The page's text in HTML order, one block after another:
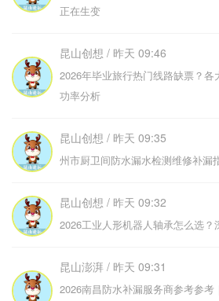
正在生变
昆山创想 / 昨天 09:46
2026年毕业旅行热门线路缺票？
功率分析
昆山创想 / 昨天 09:35
州市厨卫间防水漏水检测维修补漏
昆山创想 / 昨天 09:32
2026工业人形机器人轴承怎么选
昆山澎湃 / 昨天 09:31
2026南昌防水补漏服务商参考参